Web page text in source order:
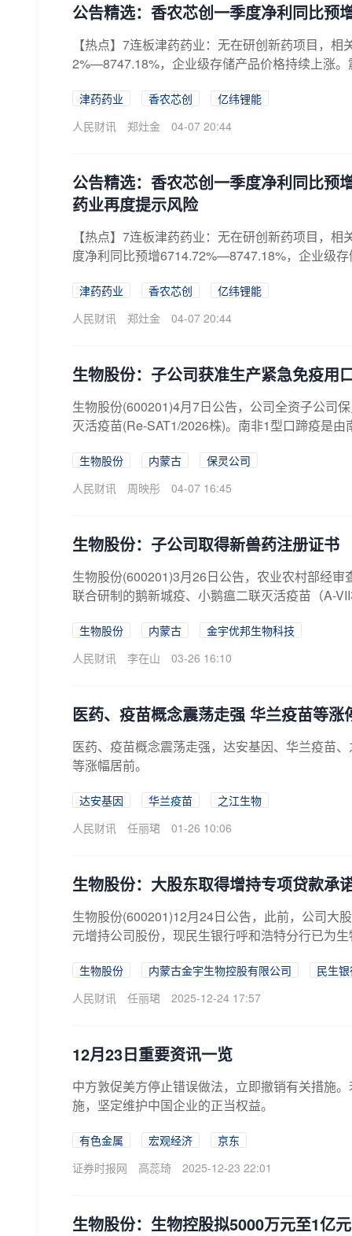
公告精选：香农芯创一季度净利同比
【热点】7连板津药药业：无在研创新药项目，
2%—8747.18%，企业级存储产品价格持续上涨
津药药业 香农芯创
亿纬锂能
人民财讯
郑灶金 04-07 20:44
公告精选：香农芯创一季度净利同比
药业再度提示风险
【热点】7连板津药药业：无在研创新药项目，
度净利同比预增6714.72%—8747.18%，企业级
津药药业 香农芯创
亿纬锂能
人民财讯
郑灶金 04-07 20:44
生物股份：子公司获准生产紧急免疫用
生物股份(600201)4月7日公告，公司全资子公司
灭活疫苗(Re-SAT1/2026株)。南非1型口蹄疫是
生物股份 内蒙古
保灵公司
人民财讯
周映彤 04-07 16:45
生物股份：子公司取得新兽药注册证书
生物股份(600201)3月26日公告，农业农村部经
联合研制的鹅新城疫、小鹅瘟二联灭活疫苗（A-
生物股份 内蒙古
金宇优邦生物科技
人民财讯
李在山 03-26 16:10
医药、疫苗概念震荡走强 华兰疫苗等涨
医药、疫苗概念震荡走强，达安基因、华兰疫苗
等涨幅居前。
达安基因 华兰疫苗
之江生物
人民财讯
任丽珺 01-26 10:06
生物股份：大股东取得增持专项贷款承
生物股份(600201)12月24日公告，此前，公司大
元增持公司股份，现民生银行呼和浩特分行已为
生物股份 内蒙古金宇生物控股有限公司
民生
人民财讯
任丽珺 2025-12-24 17:57
12月23日重要资讯一览
中方敦促美方停止错误做法，立即撤销有关措施
施，坚定维护中国企业的正当权益。
有色金属 宏观经济
京东
证券时报网
高蕊琦 2025-12-23 22:01
生物股份：生物控股拟5000万元至1亿